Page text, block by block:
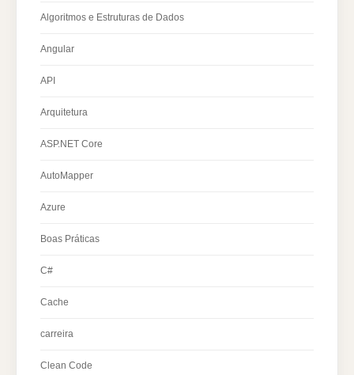
Algoritmos e Estruturas de Dados
Angular
API
Arquitetura
ASP.NET Core
AutoMapper
Azure
Boas Práticas
C#
Cache
carreira
Clean Code